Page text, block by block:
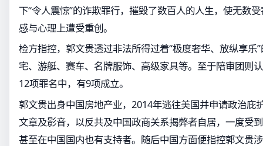
下“令人震惊”的诈欺罪行，摧毁了数百人的人生，使无数
感与心理上遭受重创。
检方指控，郭文贵透过非法所得过着“极度奢华、放纵享乐
宅、游艇、赛车、名牌服饰、高级家具等。至于陪审团则
12项罪名中，有9项成立。
郭文贵出身中国房地产业，2014年逃往美国并申请政治庇
文章及影音，以反共及中国政商关系揭弊者自居，一度受
甚至在中国国内也有支持者。随后中国方面便指控郭文贵